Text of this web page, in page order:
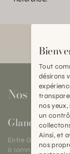
Nos
Gland
Entre Genève et
à 10mn de Nyon
Tout
désirons
nos
un
Ainsi, et
nos